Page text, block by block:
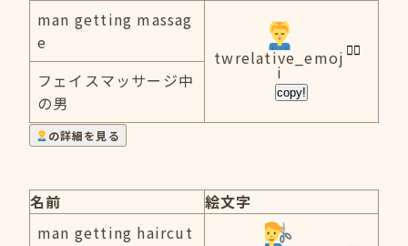
man getting massag
e
twrelative_emoj
i
copy!
フェイスマッサージ中
の男
の詳細を見る
名前
絵文字
man getting haircut